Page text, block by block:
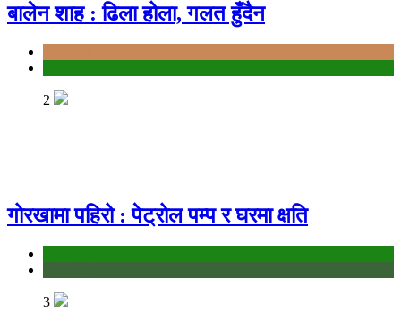
बालेन शाह : ढिला होला, गलत हुँदैन
2
गोरखामा पहिरो : पेट्रोल पम्प र घरमा क्षति
3